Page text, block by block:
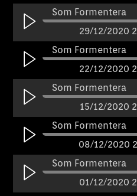
Som Formentera
29/12/2020
Som Formentera
22/12/2020
Som Formentera
15/12/2020
Som Formentera
08/12/2020
Som Formentera
01/12/2020